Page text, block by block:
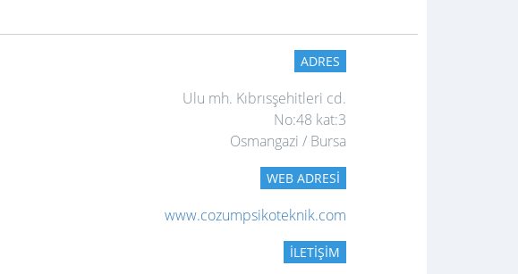
ADRES
Ulu mh. Kıbrısşehitleri cd.
No:48 kat:3
Osmangazi / Bursa
WEB ADRESI
www.cozumpsikoteknik.com
İLETIŞIM